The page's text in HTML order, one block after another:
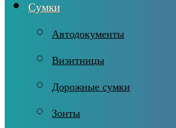
Сумки
Автодокументы
Визитницы
Дорожные сумки
Зонты